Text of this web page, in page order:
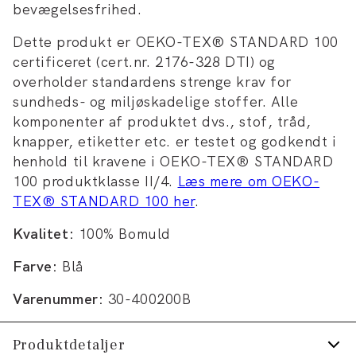
bevægelsesfrihed.
Dette produkt er OEKO-TEX® STANDARD 100
certificeret (cert.nr. 2176-328 DTI) og
overholder standardens strenge krav for
sundheds- og miljøskadelige stoffer. Alle
komponenter af produktet dvs., stof, tråd,
knapper, etiketter etc. er testet og godkendt i
henhold til kravene i OEKO-TEX® STANDARD
100 produktklasse II/4. Læs mere om OEKO-
TEX® STANDARD 100 her.
Kvalitet: 100% Bomuld
Farve: Blå
Varenummer: 30-400200B
Produktdetaljer